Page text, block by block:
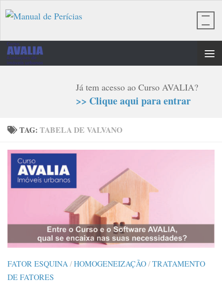
Skip to content
Já tem acesso ao Curso AVALIA?
>> Clique aqui para entrar
TAG: TABELA DE VALVANO
FATOR ESQUINA /HOMOGENEIZAÇÃO/TRATAMENTO
DE FATORES